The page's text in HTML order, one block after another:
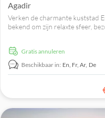
Agadir
Verken de charmante kuststad
bekend om zijn relaxte sfeer,
Gratis annuleren
Beschikbaar in: En, Fr,Ar, De